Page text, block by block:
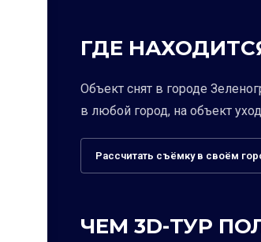
ГДЕ
Объект снят в городе
в любой город, на объект
Рассчитать съёмку в своём
ЧЕМ 3D-ТУР